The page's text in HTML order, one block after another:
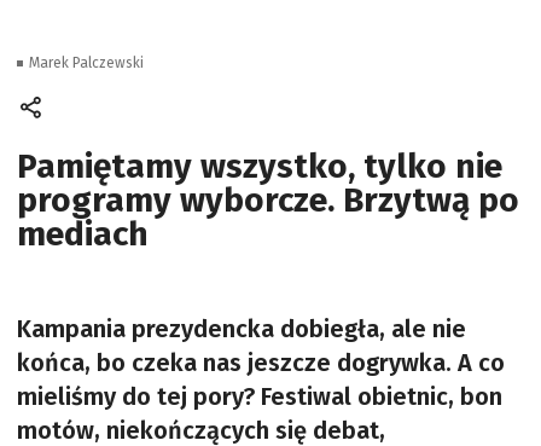
Pamiętamy wszystko, tylko nie
programy wyborcze. Brzytwą po
mediach
Kampania prezydencka dobiegła, ale nie
końca, bo czeka nas jeszcze dogrywka. A co
mieliśmy do tej pory? Festiwal obietnic, bon
motów, niekończących się debat,
Marek Palczewski